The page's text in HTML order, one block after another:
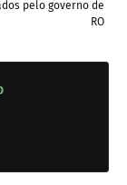
pelo governo de
RO